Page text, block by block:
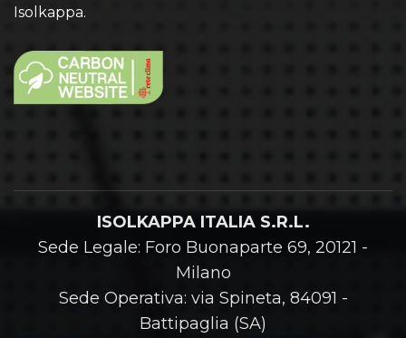
Isolkappa.
ISOLKAPPA ITALIA S.R.L.
Sede Legale: Foro Buonaparte 69, 20121 -
Milano
Sede Operativa: via Spineta, 84091 -
Battipaglia (SA)